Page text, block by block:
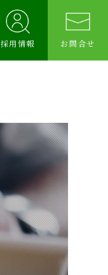
採用情報
お問合せ